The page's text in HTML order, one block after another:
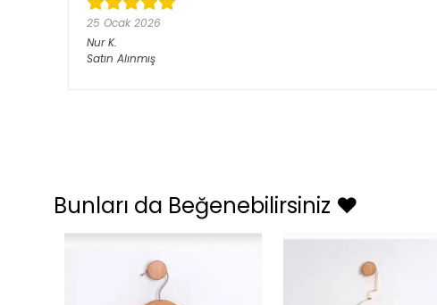
25 Ocak 2026
Nur K.
Satın Alınmış
Bunları da Beğenebilirsiniz ❤️